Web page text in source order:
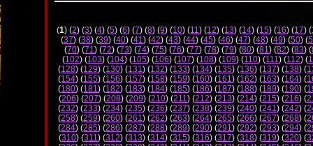
(1) (2) (3) (4) (5) (6) (7) (8) (9) (10) (11) (12) (13) (14) (15) (16) (17) (
(37) (38) (39) (40) (41) (42) (43) (44) (45) (46) (47) (48) (49) (50) (
(70) (71) (72) (73) (74) (75) (76) (77) (78) (79) (80) (81) (82) (83) (
(102) (103) (104) (105) (106) (107) (108) (109) (110) (111) (112) (
(128) (129) (130) (131) (132) (133) (134) (135) (136) (137) (138) (
(154) (155) (156) (157) (158) (159) (160) (161) (162) (163) (164) (
(180) (181) (182) (183) (184) (185) (186) (187) (188) (189) (190) (
(206) (207) (208) (209) (210) (211) (212) (213) (214) (215) (216) (
(232) (233) (234) (235) (236) (237) (238) (239) (240) (241) (242) (
(258) (259) (260) (261) (262) (263) (264) (265) (266) (267) (268) (
(284) (285) (286) (287) (288) (289) (290) (291) (292) (293) (294) (
(310) (311) (312) (313) (314) (315) (316) (317) (318) (319) (320) (